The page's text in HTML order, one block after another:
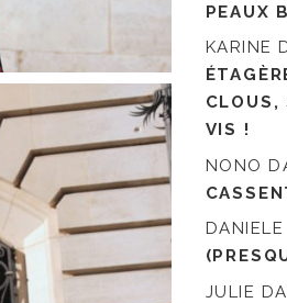
PEAUX
KARINE
CLOUS,
VIS !
NONO
DANIELE
JULIE